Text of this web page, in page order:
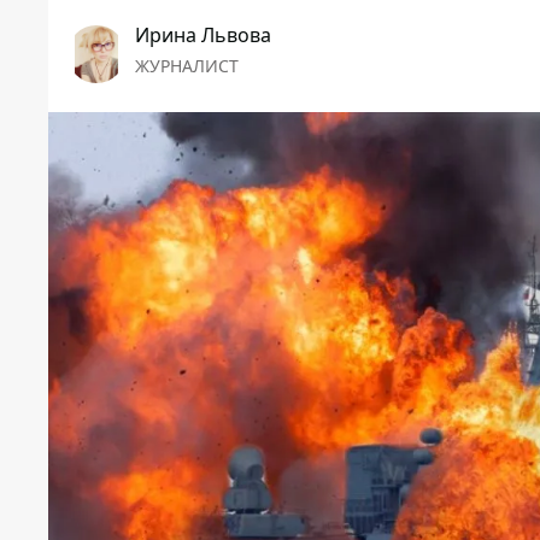
Ирина Львова
ЖУРНАЛИСТ